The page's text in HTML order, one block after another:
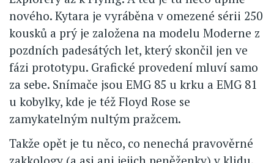
nového. Kytara je vyráběna v omezené sérii 250
kousků a prý je založena na modelu Moderne z
pozdních padesátých let, který skončil jen ve
fázi prototypu. Grafické provedení mluví samo
za sebe. Snímače jsou EMG 85 u krku a EMG 81
u kobylky, kde je též Floyd Rose se
zamykatelným nultým pražcem.
Takže opět je tu něco, co nenechá pravověrné